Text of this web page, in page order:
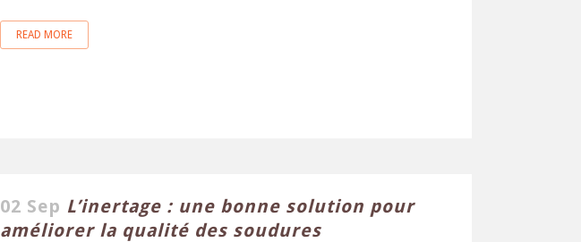
READ MORE
02 Sep L’inertage : une bonne solution pour
améliorer la qualité des soudures